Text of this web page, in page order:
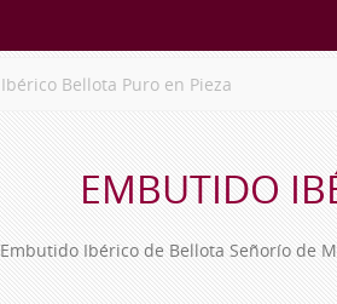
Bellota Puro en Pieza
EMBUTIDO